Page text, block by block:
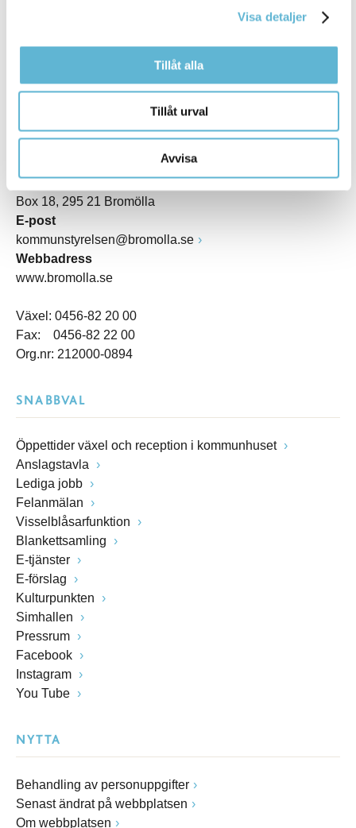
Visa detaljer
Tillåt alla
Tillåt urval
Avvisa
Besöksadress
Kommunhuset, Storgatan 48
Postadress
Box 18, 295 21 Bromölla
E-post
kommunstyrelsen@bromolla.se
Webbadress
www.bromolla.se
Växel: 0456-82 20 00
Fax: 0456-82 22 00
Org.nr: 212000-0894
SNABBVAL
Öppettider växel och reception i kommunhuset
Anslagstavla
Lediga jobb
Felanmälan
Visselblåsarfunktion
Blankettsamling
E-tjänster
E-förslag
Kulturpunkten
Simhallen
Pressrum
Facebook
Instagram
You Tube
NYTTA
Behandling av personuppgifter
Senast ändrat på webbplatsen
Om webbplatsen